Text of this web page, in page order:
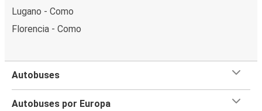
Lugano - Como
Florencia - Como
Autobuses
Autobuses por Europa